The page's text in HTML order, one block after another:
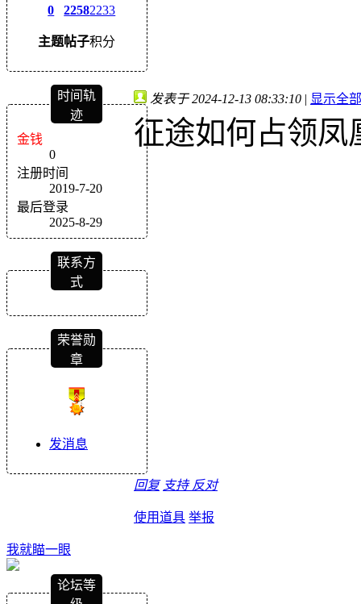
0
主题
2258
帖子
2233
积分
时间轨
迹
金钱
0
注册时间
2019-7-20
最后登录
2025-8-29
联系方
式
荣誉勋
章
发消息
发表于 2024-12-13 08:33:10 | 显示全
征途如何占领凤
回复 支持 反对
使用道具 举报
我就瞄一眼
论坛等